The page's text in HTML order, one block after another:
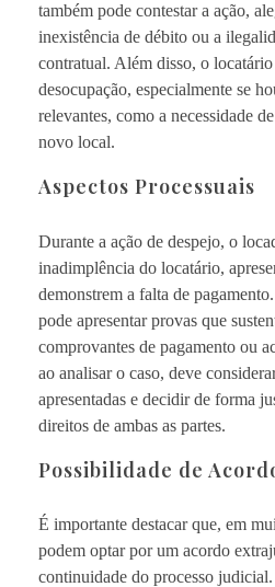
também pode contestar a ação,
inexistência de débito ou a
contratual. Além disso, o
desocupação, especialmente se
relevantes, como a necessidade
novo local.
Aspectos Processuais
Durante a ação de despejo, o
inadimplência do locatário,
demonstrem a falta de
pode apresentar provas que
comprovantes de pagamento ou
ao analisar o caso, deve
apresentadas e decidir de forma
direitos de ambas as partes.
Possibilidade de
É importante destacar que, em
podem optar por um acordo
continuidade do processo